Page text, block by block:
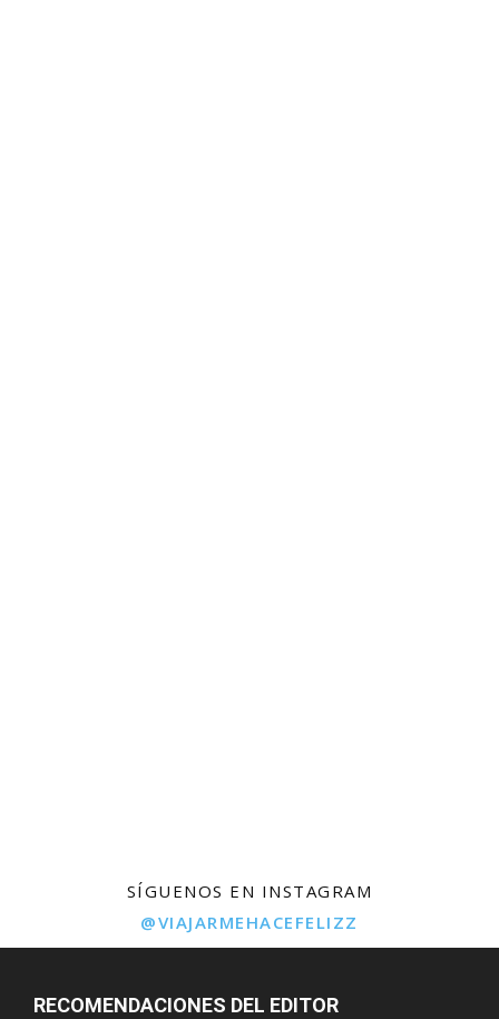
SÍGUENOS EN INSTAGRAM
@VIAJARMEHACEFELIZZ
RECOMENDACIONES DEL EDITOR